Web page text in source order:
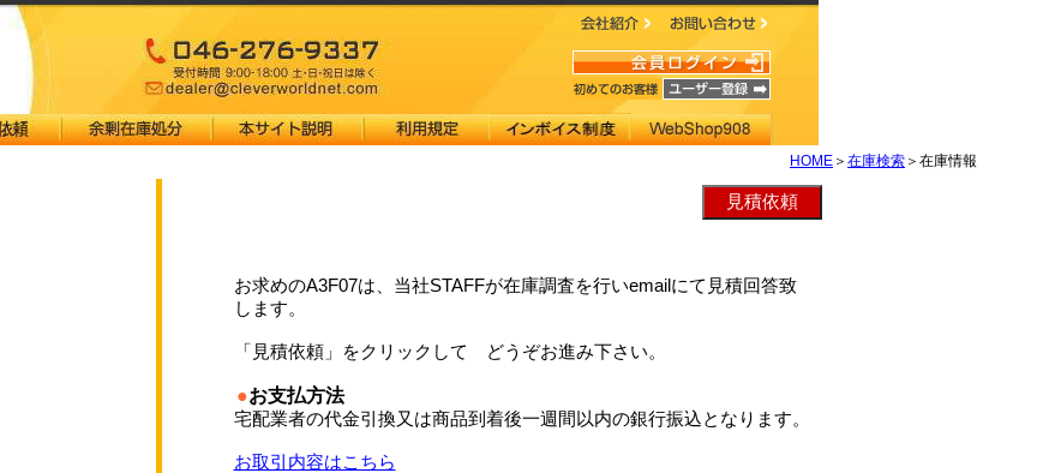
HOME ＞ 在庫検索 ＞在庫情報
お求めのA3F07は、当社STAFFが在庫調査を行いemailにて見積回答致
します。
「見積依頼」をクリックして どうぞお進み下さい。
●お支払方法
宅配業者の代金引換又は商品到着後一週間以内の銀行振込となります。
お取引内容はこちら